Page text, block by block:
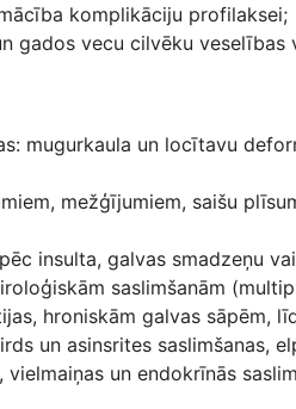
komplikāciju profilaksei;
gados vecu cilvēku veselības
mugurkaula un locītavu
mežģījumiem, saišu
insulta, galvas smadzeņu
saslimšanām
hroniskām galvas sāpēm,
un asinsrites saslimšanas,
un endokrīnās